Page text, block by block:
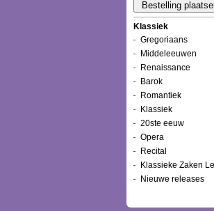
Klassiek
Gregoriaans
Middeleeuwen
Renaissance
Barok
Romantiek
Klassiek
20ste eeuw
Opera
Recital
Klassieke Zaken
Nieuwe releases